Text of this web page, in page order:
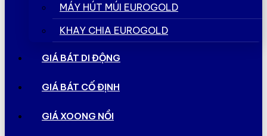
MÁY HÚT MÚI EUROGOLD
KHAY CHIA EUROGOLD
GIÁ BÁT DI ĐỘNG
GIÁ BÁT CỐ ĐỊNH
GIÁ XOONG NỒI